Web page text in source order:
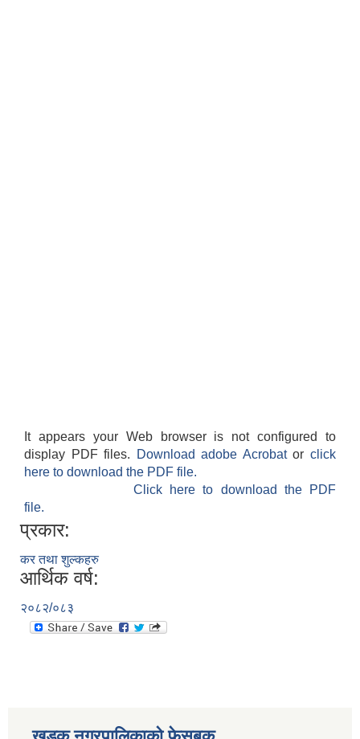
It appears your Web browser is not configured to
display PDF files.
Download adobe Acrobatorclick
here to download the PDF file.
Click here to download the PDF
file.
प्रकार:
कर तथा शुल्कहरु
आर्थिक वर्ष:
२०८२/०८३